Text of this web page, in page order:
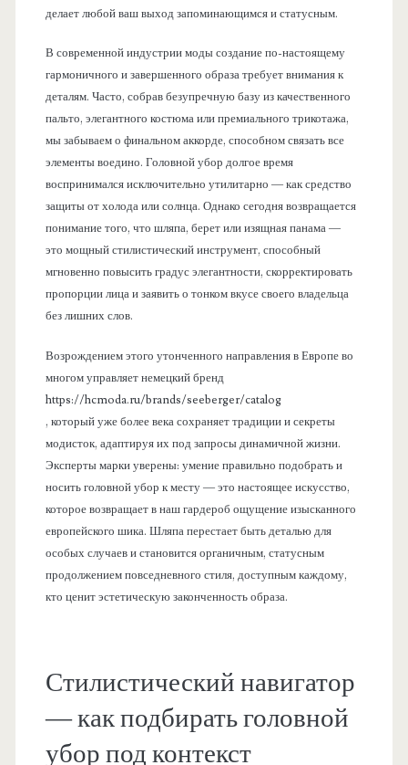
делает любой ваш выход запоминающимся и статусным.
В современной индустрии моды создание по-настоящему
гармоничного и завершенного образа требует внимания к
деталям. Часто, собрав безупречную базу из качественного
пальто, элегантного костюма или премиального трикотажа,
мы забываем о финальном аккорде, способном связать все
элементы воедино. Головной убор долгое время
воспринимался исключительно утилитарно — как средство
защиты от холода или солнца. Однако сегодня возвращается
понимание того, что шляпа, берет или изящная панама —
это мощный стилистический инструмент, способный
мгновенно повысить градус элегантности, скорректировать
пропорции лица и заявить о тонком вкусе своего владельца
без лишних слов.
Возрождением этого утонченного направления в Европе во
многом управляет немецкий бренд
https://hcmoda.ru/brands/seeberger/catalog
, который уже более века сохраняет традиции и секреты
модисток, адаптируя их под запросы динамичной жизни.
Эксперты марки уверены: умение правильно подобрать и
носить головной убор к месту — это настоящее искусство,
которое возвращает в наш гардероб ощущение изысканного
европейского шика. Шляпа перестает быть деталью для
особых случаев и становится органичным, статусным
продолжением повседневного стиля, доступным каждому,
кто ценит эстетическую законченность образа.
Стилистический навигатор
— как подбирать головной
убор под контекст